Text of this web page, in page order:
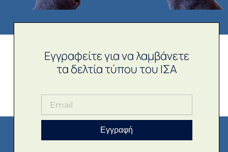
Εγγραφείτε για να λαμβάνετε
τα δελτία τύπου του ΙΣΑ
Εγγραφή